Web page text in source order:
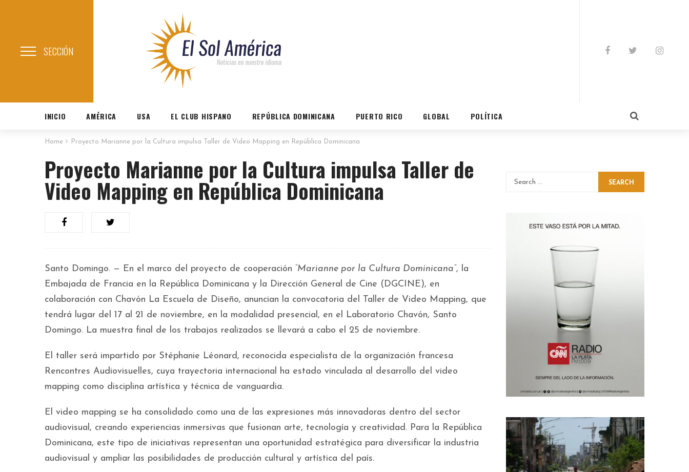
SECCIÓN
INICIO AMÉRICA USA EL CLUB HISPANO REPÚBLICA DOMINICANA PUERTO RICO GLOBAL POLÍTICA
Home Proyecto Marianne por la Cultura impulsa Taller de Video Mapping en República Dominicana
Proyecto Marianne por la Cultura impulsa Taller de
Video Mapping en República Dominicana
Santo Domingo. — En el marco del proyecto de cooperación “Marianne por la Cultura Dominicana”, la
Embajada de Francia en la República Dominicana y la Dirección General de Cine (DGCINE), en
colaboración con Chavón La Escuela de Diseño, anuncian la convocatoria del Taller de Video Mapping, que
tendrá lugar del 17 al 21 de noviembre, en la modalidad presencial, en el Laboratorio Chavón, Santo
Domingo. La muestra final de los trabajos realizados se llevará a cabo el 25 de noviembre.
El taller será impartido por Stéphanie Léonard, reconocida especialista de la organización francesa
Rencontres Audiovisuelles, cuya trayectoria internacional ha estado vinculada al desarrollo del video
mapping como disciplina artística y técnica de vanguardia.
El video mapping se ha consolidado como una de las expresiones más innovadoras dentro del sector
audiovisual, creando experiencias inmersivas que fusionan arte, tecnología y creatividad. Para la República
Dominicana, este tipo de iniciativas representan una oportunidad estratégica para diversificar la industria
audiovisual y ampliar las posibilidades de producción cultural y artística del país.
SEARCH